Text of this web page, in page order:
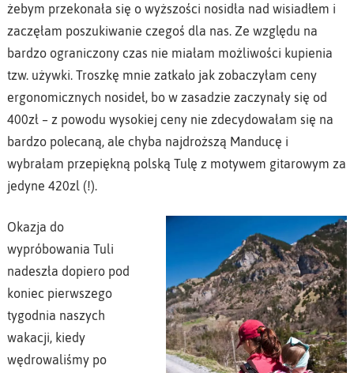
żebym przekonała się o wyższości nosidła nad wisiadłem i
zaczęłam poszukiwanie czegoś dla nas. Ze względu na
bardzo ograniczony czas nie miałam możliwości kupienia
tzw. używki. Troszkę mnie zatkało jak zobaczyłam ceny
ergonomicznych nosideł, bo w zasadzie zaczynały się od
400zł – z powodu wysokiej ceny nie zdecydowałam się na
bardzo polecaną, ale chyba najdroższą Manducę i
wybrałam przepiękną polską Tulę z motywem gitarowym za
jedyne 420zl (!).
Okazja do
wypróbowania Tuli
nadeszła dopiero pod
koniec pierwszego
tygodnia naszych
wakacji, kiedy
wędrowaliśmy po